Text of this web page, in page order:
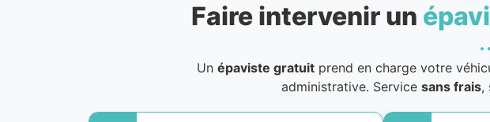
Faire intervenir un
Un épaviste gratuitprend en charge votre
administrative. Service sans frais,